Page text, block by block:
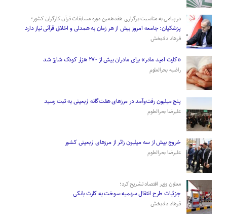
در پیامی به مناسبت برگزاری هفدهمین دوره مسابقات قرآن کارگران کشور؛
پزشکیان: جامعه امروز بیش از هر زمان به همدلی و اخلاق قرآنی نیاز دارد
فرهاد دادبخش
«کارت امید مادر» برای مادران بیش از ۲۷۰ هزار کودک شارژ شد
راضیه بحرالعلوم
پنج میلیون رفت‌وآمد در مرزهای هفت‌گانه اربعینی به ثبت رسید
علیرضا بحرالعلوم
­خروج بیش از سه میلیون زائر از مرز‌های اربعینی کشور
علیرضا بحرالعلوم
معاون وزیر اقتصاد تشریح کرد؛
جزئیات طرح انتقال سهمیه سوخت به کارت بانکی
فرهاد دادبخش